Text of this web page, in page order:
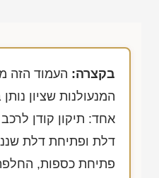
בקצרה: העמוד הזה
המנעולנות שציון
אחד: תיקון קודן
דלת ופתיחת דלת
פתיחת כספות,